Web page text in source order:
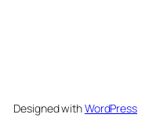
Designed withWordPress